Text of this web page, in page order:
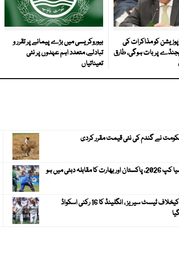
کو مذاکرات کی
پر بات ہوگی، طارق
بیوروکریسی میں بڑے پیمانے پر تقرر و
تبادلے، متعدد اہم عہدوں پر نئی
تعیناتیاں
نے گندم کی نئی قیمت مقرر کردی
ویمنز ایشیا کپ 2026، پاکستان اور بھارت کا مقابلہ دبئی میں ہو
پاکستان کیخلاف ٹیسٹ سیریز ، انگلینڈ کا 16 رکنی اسکواڈ